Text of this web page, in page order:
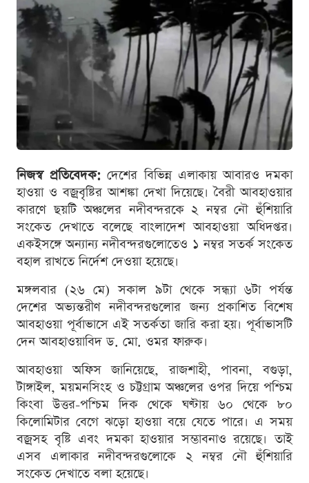
নিজস্ব প্রতিবেদক: দেশের বিভিন্ন এলাকায় আবারও দমকা
হাওয়া ও বজ্রবৃষ্টির আশঙ্কা দেখা দিয়েছে। বৈরী আবহাওয়ার
কারণে ছয়টি অঞ্চলের নদীবন্দরকে ২ নম্বর নৌ হুঁশিয়ারি
সংকেত দেখাতে বলেছে বাংলাদেশ আবহাওয়া অধিদপ্তর।
একইসঙ্গে অন্যান্য নদীবন্দরগুলোতেও ১ নম্বর সতর্ক সংকেত
বহাল রাখতে নির্দেশ দেওয়া হয়েছে।
মঙ্গলবার (২৬ মে) সকাল ৯টা থেকে সন্ধ্যা ৬টা পর্যন্ত
দেশের অভ্যন্তরীণ নদীবন্দরগুলোর জন্য প্রকাশিত বিশেষ
আবহাওয়া পূর্বাভাসে এই সতর্কতা জারি করা হয়। পূর্বাভাসটি
দেন আবহাওয়াবিদ ড. মো. ওমর ফারুক।
আবহাওয়া অফিস জানিয়েছে, রাজশাহী, পাবনা, বগুড়া,
টাঙ্গাইল, ময়মনসিংহ ও চট্টগ্রাম অঞ্চলের ওপর দিয়ে পশ্চিম
কিংবা উত্তর-পশ্চিম দিক থেকে ঘণ্টায় ৬০ থেকে ৮০
কিলোমিটার বেগে ঝড়ো হাওয়া বয়ে যেতে পারে। এ সময়
বজ্রসহ বৃষ্টি এবং দমকা হাওয়ার সম্ভাবনাও রয়েছে। তাই
এসব এলাকার নদীবন্দরগুলোকে ২ নম্বর নৌ হুঁশিয়ারি
সংকেত দেখাতে বলা হয়েছে।